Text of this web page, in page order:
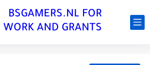
BSGAMERS.NL FOR
WORK AND GRANTS